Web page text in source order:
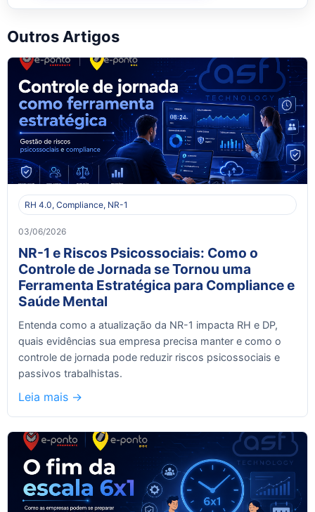
Outros Artigos
RH 4.0, Compliance, NR-1
03/06/2026
NR-1 e Riscos Psicossociais: Como o
Controle de Jornada se Tornou uma
Ferramenta Estratégica para Compliance e
Saúde Mental
Entenda como a atualização da NR-1 impacta RH e DP,
quais evidências sua empresa precisa manter e como o
controle de jornada pode reduzir riscos psicossociais e
passivos trabalhistas.
Leia mais ->